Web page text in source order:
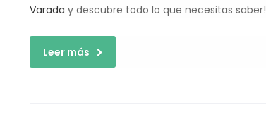
Varada y descubre todo lo que necesitas saber!
Leer más